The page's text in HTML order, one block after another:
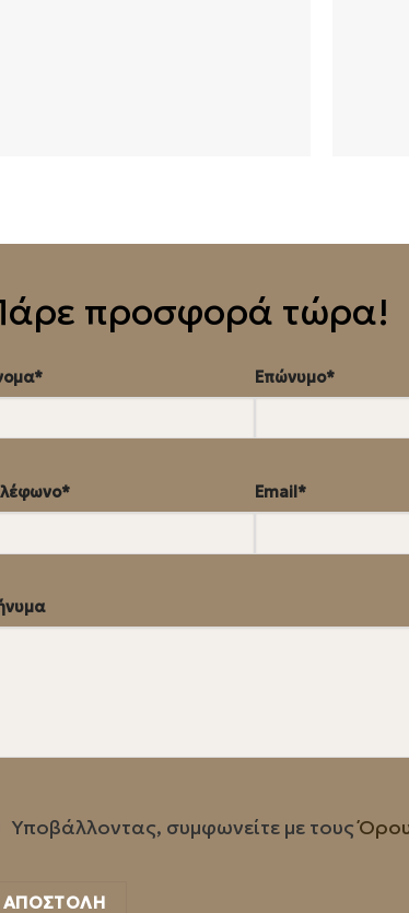
προσφορά τώρα!
Επώνυμο*
Email*
Υποβάλλοντας, συμφωνείτε με τους